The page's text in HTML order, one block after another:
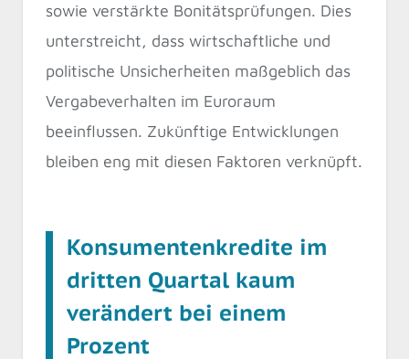
sowie verstärkte Bonitätsprüfungen. Dies
unterstreicht, dass wirtschaftliche und
politische Unsicherheiten maßgeblich das
Vergabeverhalten im Euroraum
beeinflussen. Zukünftige Entwicklungen
bleiben eng mit diesen Faktoren verknüpft.
Konsumentenkredite im
dritten Quartal kaum
verändert bei einem
Prozent